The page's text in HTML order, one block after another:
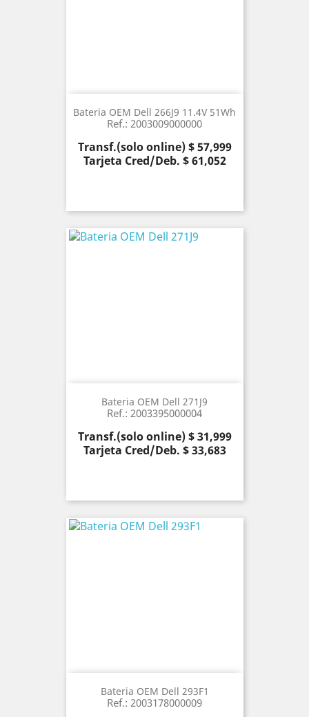
Bateria OEM Dell 266J9 11.4V 51Wh
Ref.: 2003009000000
Precio
Transf.(solo online) $ 57,999
Tarjeta Cred/Deb. $ 61,052
Bateria OEM Dell 271J9
Ref.: 2003395000004
Precio
Transf.(solo online) $ 31,999
Tarjeta Cred/Deb. $ 33,683
Bateria OEM Dell 293F1
Ref.: 2003178000009